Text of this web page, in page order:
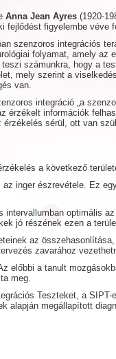
Anna Jean Ayres (1920-
fejlődést figyelembe véve
szenzoros integrációs
folyamat, amely az
számunkra, hogy a
mely szerint a
van.
integráció „a
érzékelt információk
érzékelés sérül, ott van
a következő
észrevétele. Ez
optimális az
jó részének ezen a
az összehasonlítása,
zavarához
a tanult
meg.
Teszteket, a SIPT-
alapján megállapított